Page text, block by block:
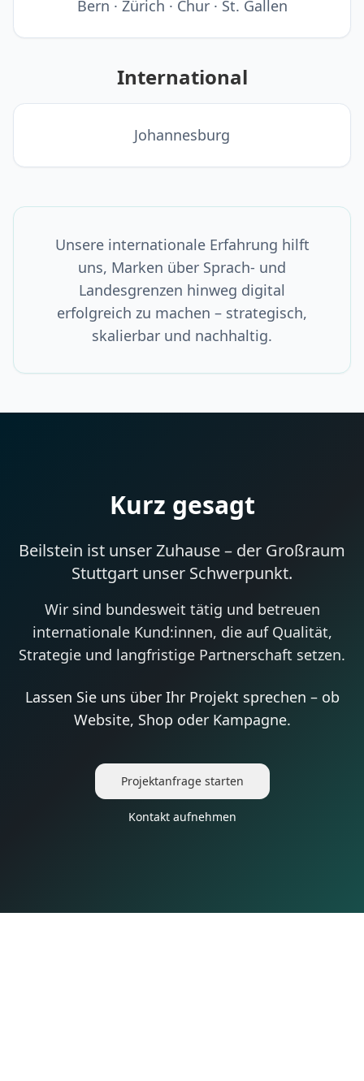
Bern · Zürich · Chur · St. Gallen
International
Johannesburg
Unsere internationale Erfahrung hilft
uns, Marken über Sprach- und
Landesgrenzen hinweg digital
erfolgreich zu machen – strategisch,
skalierbar und nachhaltig.
Kurz gesagt
Beilstein ist unser Zuhause – der Großraum
Stuttgart unser Schwerpunkt.
Wir sind bundesweit tätig und betreuen
internationale Kund:innen, die auf Qualität,
Strategie und langfristige Partnerschaft setzen.
Lassen Sie uns über Ihr Projekt sprechen – ob
Website, Shop oder Kampagne.
Projektanfrage starten
Kontakt aufnehmen